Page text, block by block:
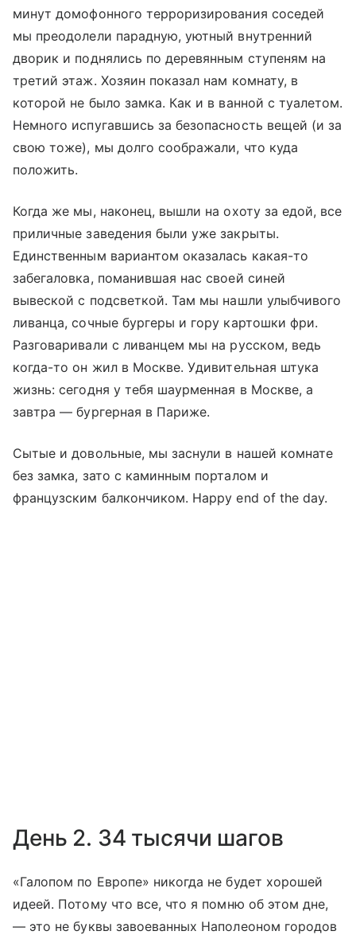
минут домофонного терроризирования соседей
мы преодолели парадную, уютный внутренний
дворик и поднялись по деревянным ступеням на
третий этаж. Хозяин показал нам комнату, в
которой не было замка. Как и в ванной с туалетом.
Немного испугавшись за безопасность вещей (и за
свою тоже), мы долго соображали, что куда
положить.
Когда же мы, наконец, вышли на охоту за едой, все
приличные заведения были уже закрыты.
Единственным вариантом оказалась какая-то
забегаловка, поманившая нас своей синей
вывеской с подсветкой. Там мы нашли улыбчивого
ливанца, сочные бургеры и гору картошки фри.
Разговаривали с ливанцем мы на русском, ведь
когда-то он жил в Москве. Удивительная штука
жизнь: сегодня у тебя шаурменная в Москве, а
завтра — бургерная в Париже.
Сытые и довольные, мы заснули в нашей комнате
без замка, зато с каминным порталом и
французским балкончиком. Happy end of the day.
День 2. 34 тысячи шагов
«Галопом по Европе» никогда не будет хорошей
идеей. Потому что все, что я помню об этом дне,
— это не буквы завоеванных Наполеоном городов